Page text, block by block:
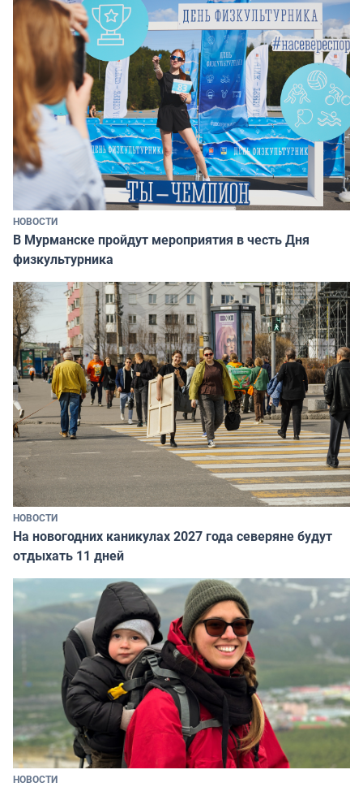
НОВОСТИ
В Мурманске пройдут мероприятия в честь Дня
физкультурника
НОВОСТИ
На новогодних каникулах 2027 года северяне будут
отдыхать 11 дней
НОВОСТИ